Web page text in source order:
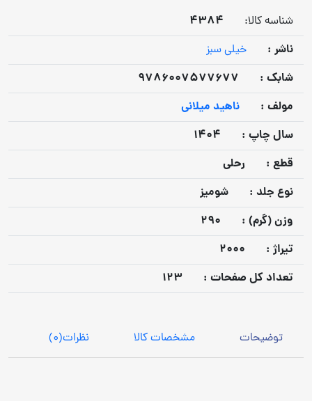
شناسه کالا:
4384
ناشر :
خیلی سبز
شابک :
9786007577677
مولف :
ناهید میلانی
سال چاپ :
1404
قطع :
رحلی
نوع جلد :
شومیز
وزن (گرم) :
290
تيراژ :
2000
تعداد كل صفحات :
123
توضیحات مشخصات کالا نظرات(0)